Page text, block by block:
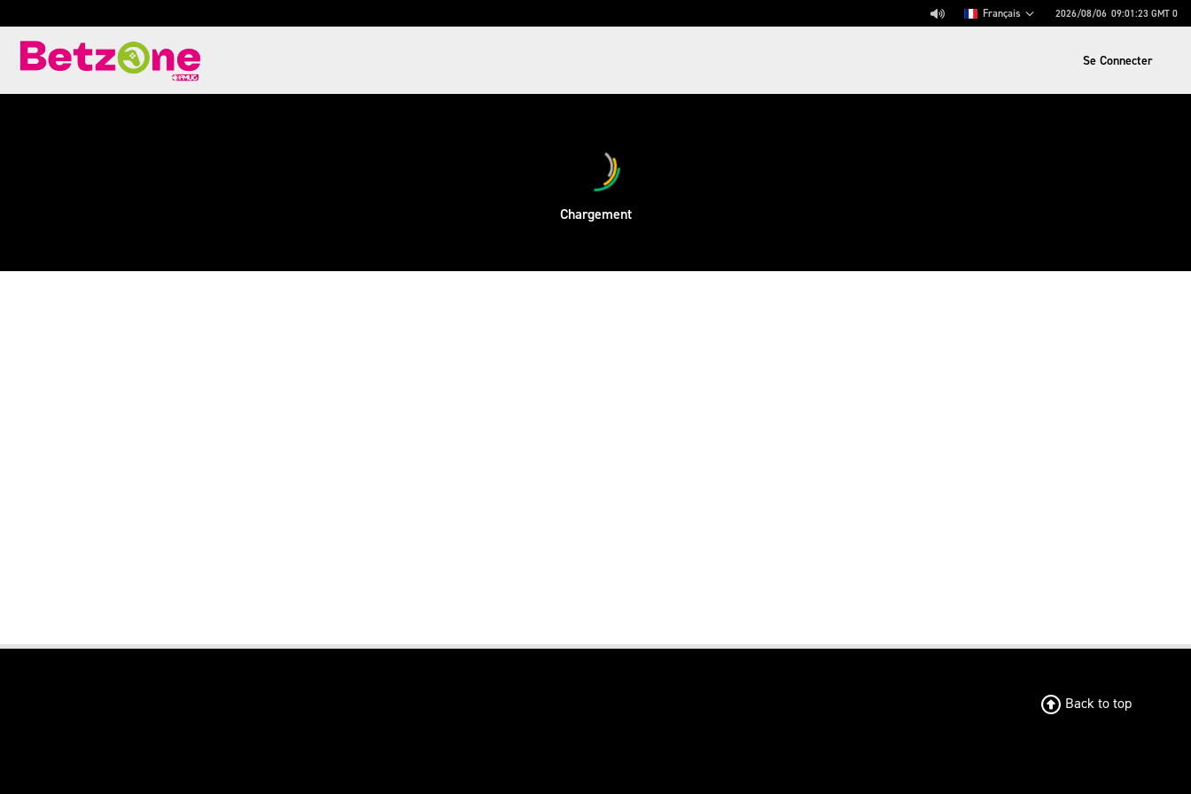
Français 2026/08/06 09:01:23 GMT 0
Se Connecter
Back to top